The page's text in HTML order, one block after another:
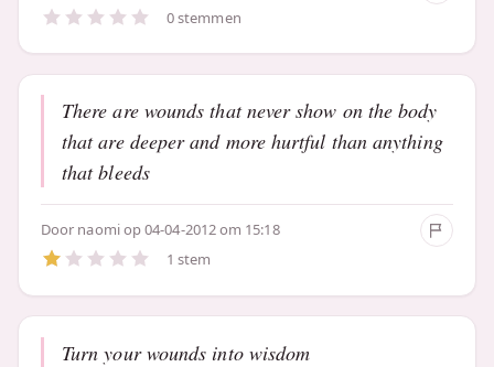
0 stemmen
There are wounds that never show on the body
that are deeper and more hurtful than anything
that bleeds
Door naomiop 04-04-2012 om 15:18
1 stem
Turn your wounds into wisdom